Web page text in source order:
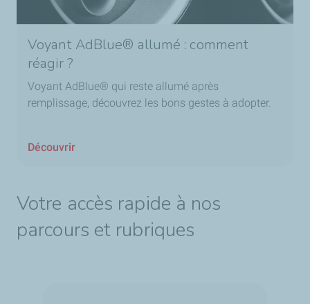
Voyant AdBlue® allumé : comment
réagir ?
Voyant AdBlue® qui reste allumé après
remplissage, découvrez les bons gestes à adopter.
Découvrir
Votre accès rapide à nos
parcours et rubriques